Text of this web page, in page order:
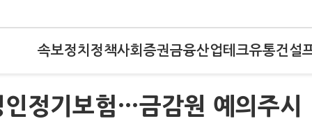
속보정치 정책사회 증권금융산업테크유통건설
정기보험…금감원 예의주시